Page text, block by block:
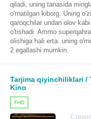
qiladi, uning tanasida
o'rnatilgan kiborg. Uning
qaroqchilar undan olov
o'tishadi. Ammo
olishiga hali erta: uning
2 egallashi mumkin.
Tarjima qiyinchiliklari /
Kino
FHD